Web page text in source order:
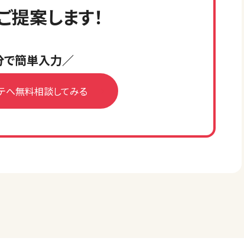
提案します！
簡単入力／
へ無料相談してみる